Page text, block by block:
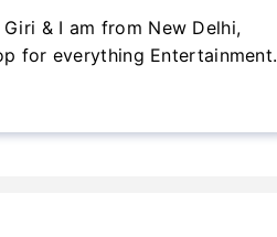
& I am from New Delhi,
for everything Entertainment.